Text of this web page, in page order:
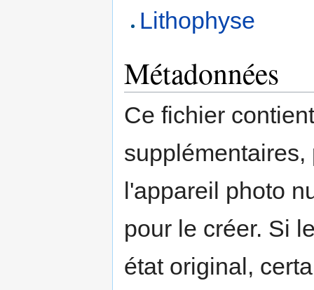
Lithophyse
Métadonnées
Ce fichier
l'appareil photo
pour le créer. Si
état original,